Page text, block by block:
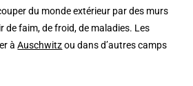
du monde extérieur par des murs
de faim, de froid, de maladies. Les
àAuschwitzou dans d’autres camps